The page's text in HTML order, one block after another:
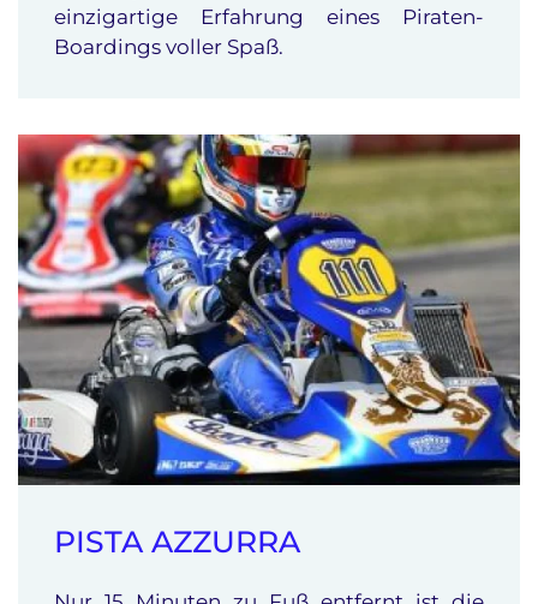
einzigartige Erfahrung eines Piraten-
Boardings voller Spaß.
PISTA AZZURRA